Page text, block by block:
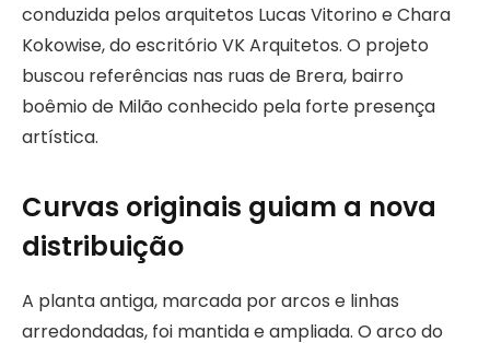
conduzida pelos arquitetos Lucas Vitorino e Chara
Kokowise, do escritório VK Arquitetos. O projeto
buscou referências nas ruas de Brera, bairro
boêmio de Milão conhecido pela forte presença
artística.
Curvas originais guiam a nova
distribuição
A planta antiga, marcada por arcos e linhas
arredondadas, foi mantida e ampliada. O arco do